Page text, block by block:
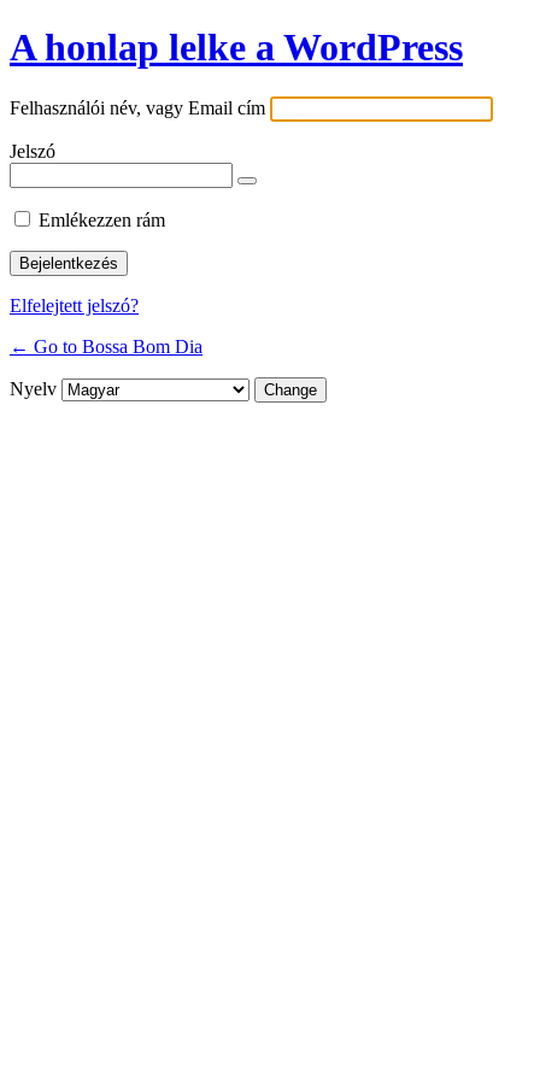
A honlap lelke a WordPress
Felhasználói név, vagy Email cím
Jelszó
Emlékezzen rám
Elfelejtett jelszó?
← Go to Bossa Bom Dia
Nyelv